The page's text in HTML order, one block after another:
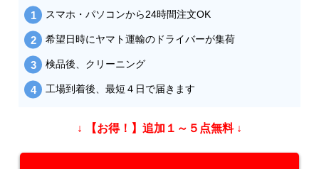
スマホ・パソコンから24時間注文OK
希望日時にヤマト運輸のドライバーが集荷
検品後、クリーニング
工場到着後、最短４日で届きます
↓ 【お得！】追加１～５点無料 ↓